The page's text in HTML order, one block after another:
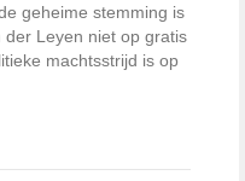
geheime stemming is
der Leyen niet op gratis
machtsstrijd is op